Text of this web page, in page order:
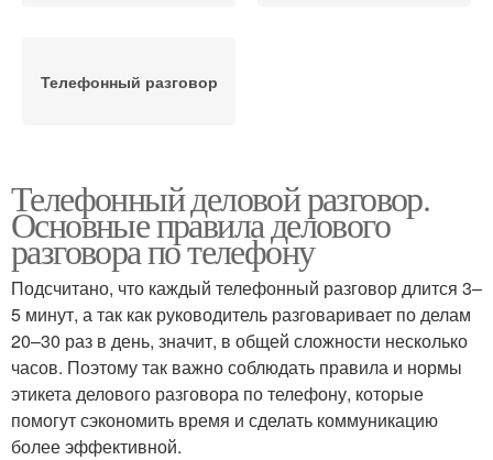
Телефонный разговор
Телефонный деловой разговор.
Основные правила делового
разговора по телефону
Подсчитано, что каждый телефонный разговор длится 3–
5 минут, а так как руководитель разговаривает по делам
20–30 раз в день, значит, в общей сложности несколько
часов. Поэтому так важно соблюдать правила и нормы
этикета делового разговора по телефону, которые
помогут сэкономить время и сделать коммуникацию
более эффективной.